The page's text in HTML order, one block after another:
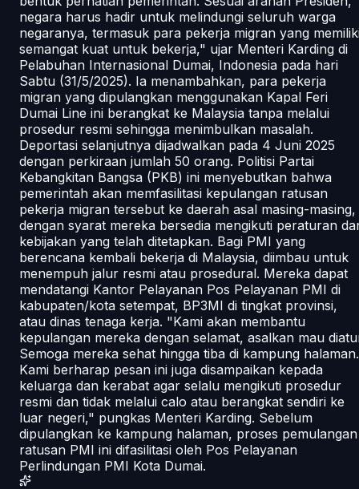
negara harus hadir untuk melindungi seluruh warga
negaranya, termasuk para pekerja migran yang
semangat kuat untuk bekerja," ujar Menteri Karding di
Pelabuhan Internasional Dumai, Indonesia pada hari
Sabtu (31/5/2025). Ia menambahkan, para pekerja
migran yang dipulangkan menggunakan Kapal Feri
Dumai Line ini berangkat ke Malaysia tanpa melalui
prosedur resmi sehingga menimbulkan masalah.
Deportasi selanjutnya dijadwalkan pada 4 Juni 2025
dengan perkiraan jumlah 50 orang. Politisi Partai
Kebangkitan Bangsa (PKB) ini menyebutkan bahwa
pemerintah akan memfasilitasi kepulangan ratusan
pekerja migran tersebut ke daerah asal masing-masing,
dengan syarat mereka bersedia mengikuti peraturan
kebijakan yang telah ditetapkan. Bagi PMI yang
berencana kembali bekerja di Malaysia, diimbau untuk
menempuh jalur resmi atau prosedural. Mereka dapat
mendatangi Kantor Pelayanan Pos Pelayanan PMI di
kabupaten/kota setempat, BP3MI di tingkat provinsi,
atau dinas tenaga kerja. "Kami akan membantu
kepulangan mereka dengan selamat, asalkan mau
Semoga mereka sehat hingga tiba di kampung halaman.
Kami berharap pesan ini juga disampaikan kepada
keluarga dan kerabat agar selalu mengikuti prosedur
resmi dan tidak melalui calo atau berangkat sendiri ke
luar negeri," pungkas Menteri Karding. Sebelum
dipulangkan ke kampung halaman, proses pemulangan
ratusan PMI ini difasilitasi oleh Pos Pelayanan
Perlindungan PMI Kota Dumai.